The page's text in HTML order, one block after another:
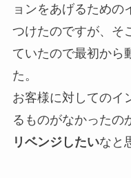
ョンをあげるための
つけたのですが、そ
ていたので最初から
た。
お客様に対してのイ
るものがなかったの
リベンジしたいなと